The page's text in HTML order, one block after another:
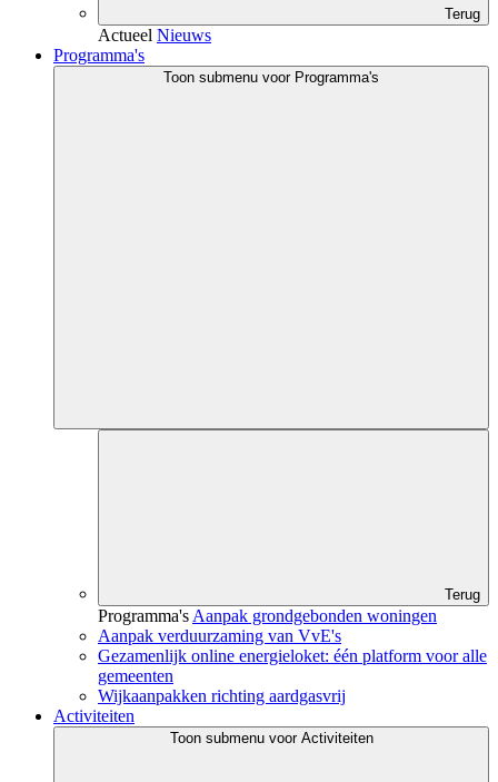
Terug
Actueel Nieuws
Programma's
Toon submenu voor Programma's
Terug
Programma'sAanpak grondgebonden woningen
Aanpak verduurzaming van VvE's
Gezamenlijk online energieloket: één platform voor alle
gemeenten
Wijkaanpakken richting aardgasvrij
Activiteiten
Toon submenu voor Activiteiten